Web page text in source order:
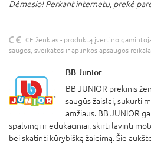
Dėmesio! Perkant internetu, prekė
CE ženklas - produktą įvertino
saugos, sveikatos ir aplinkos apsaugos
BB Junior
BB JUNIOR prekinis
saugūs žaislai, sukurti
amžiaus. BB JUNIOR
spalvingi ir edukaciniai, skirti lavinti
bei skatinti kūrybišką žaidimą. Šie